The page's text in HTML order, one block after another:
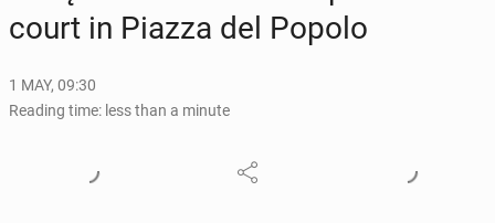
court in Piazza del Popolo
1 MAY, 09:30
Reading time: less than a minute